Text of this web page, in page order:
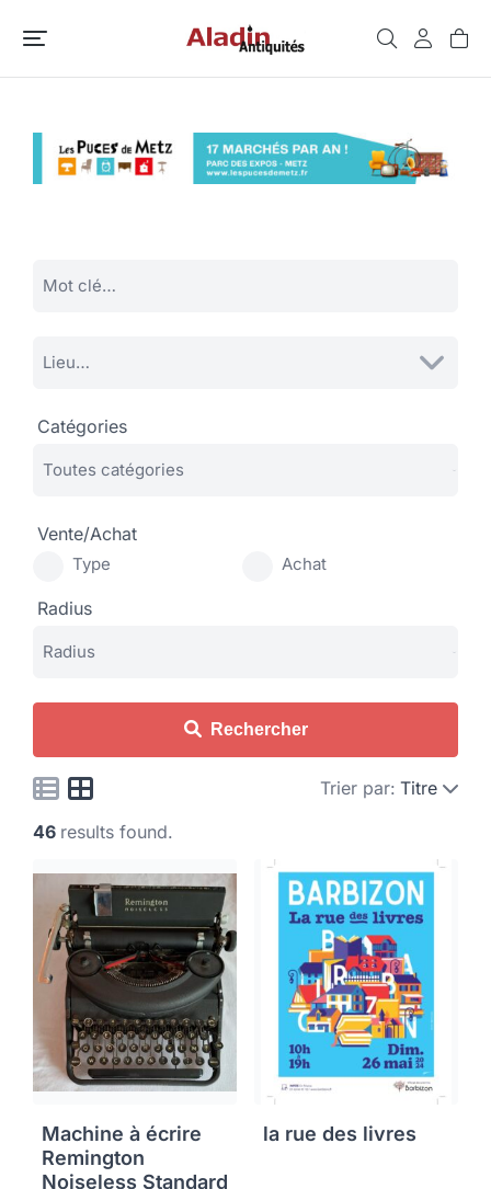
Catégories
Vente/Achat
Type Achat
Radius
Rechercher
Trier par: Titre
46 results found.
Machine à écrire
Remington
Noiseless Standard
la rue des livres